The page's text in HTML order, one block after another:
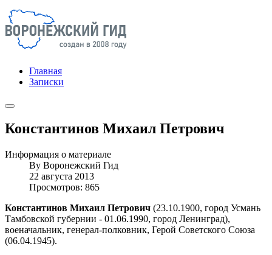
Главная
Записки
Константинов Михаил Петрович
Информация о материале
By Воронежский Гид
22 августа 2013
Просмотров: 865
Константинов Михаил Петрович (23.10.1900, город Усмань
Тамбовской губернии - 01.06.1990, город Ленинград),
военачальник, генерал-полковник, Герой Советского Союза
(06.04.1945).